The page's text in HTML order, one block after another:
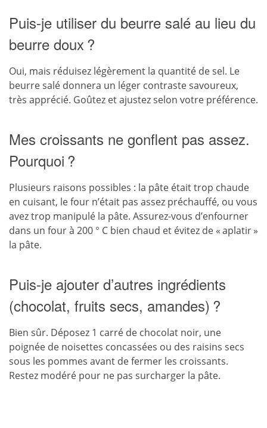
Puis-je utiliser du beurre salé au lieu du
beurre doux ?
Oui, mais réduisez légèrement la quantité de sel. Le
beurre salé donnera un léger contraste savoureux,
très apprécié. Goûtez et ajustez selon votre préférence.
Mes croissants ne gonflent pas assez.
Pourquoi ?
Plusieurs raisons possibles : la pâte était trop chaude
en cuisant, le four n’était pas assez préchauffé, ou vous
avez trop manipulé la pâte. Assurez-vous d’enfourner
dans un four à 200 ° C bien chaud et évitez de « aplatir »
la pâte.
Puis-je ajouter d’autres ingrédients
(chocolat, fruits secs, amandes) ?
Bien sûr. Déposez 1 carré de chocolat noir, une
poignée de noisettes concassées ou des raisins secs
sous les pommes avant de fermer les croissants.
Restez modéré pour ne pas surcharger la pâte.